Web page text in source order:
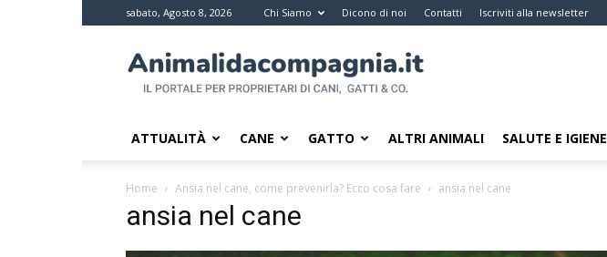
sabato, Agosto 8, 2026 Chi Siamo Dicono di noi Contatti Iscriviti alla newsletter
da
compagnia
Il
i
proprietari
di
ATTUALITÀ CANE GATTO ALTRI ANIMALI SALUTE E IGIENE
Home Ansia nel cane, come prevenirla? Ecco cosa fare ansia nel cane
ansia nel cane